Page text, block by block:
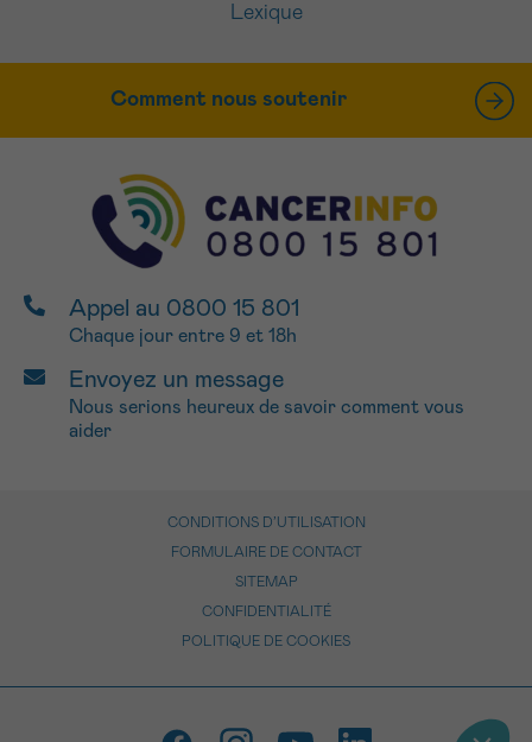
Lexique
Comment nous soutenir
Appel au 0800 15 801
Chaque jour entre 9 et 18h
Envoyez un message
Nous serions heureux de savoir comment vous
aider
CONDITIONS D’UTILISATION
FORMULAIRE DE CONTACT
SITEMAP
CONFIDENTIALITÉ
POLITIQUE DE COOKIES